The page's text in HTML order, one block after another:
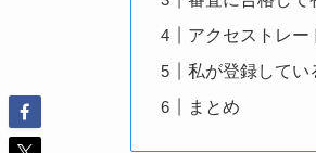
アクセストレー
私が登録してい
まとめ